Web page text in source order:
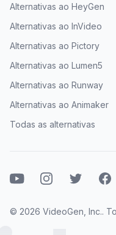
Alternativas ao HeyGen
Alternativas ao InVideo
Alternativas ao Pictory
Alternativas ao Lumen5
Alternativas ao Runway
Alternativas ao Animaker
Todas as alternativas
YoutubeInstagramTwitter
© 2026 VideoGen, Inc..